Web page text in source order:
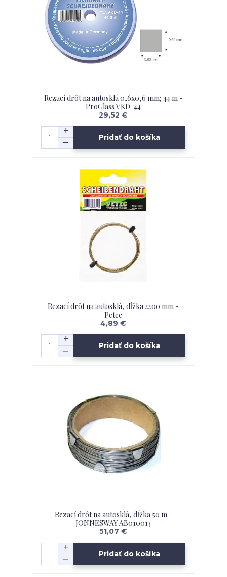
Rezací drôt na autosklá 0,6x0,6 mm; 44 m -
ProGlass VKD-44
29,52 €
Pridať do košíka
Rezací drôt na autosklá, dĺžka 2200 mm -
Petec
4,89 €
Pridať do košíka
Rezací drôt na autosklá, dĺžka 50 m -
JONNESWAY AB010013
51,07 €
Pridať do košíka